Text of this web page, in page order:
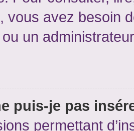
vous avez besoin
un
puis-je pas
permettant